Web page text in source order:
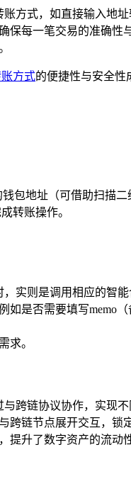
方式，如直接输入地
每一笔交易的准确
方式的便捷性与安全性
包地址（可借助扫描
转账操作。
实则是调用相应的智能
是否需要填写memo
求。
跨链协议协作，实现
链节点展开交互，锁
提升了数字资产的流动性